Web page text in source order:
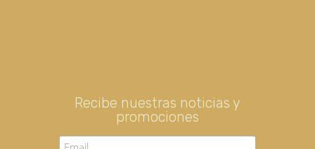
Recibe nuestras noticias y
promociones